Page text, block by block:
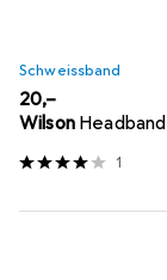
Schweissband
EUR
20,–
Wilson Headband
1